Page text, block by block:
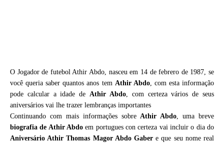
O Jogador de futebol Athir Abdo, nasceu em 14 de febrero de 1987, se
você queria saber quantos anos tem Athir Abdo, com esta informação
pode calcular a idade deAthir Abdo, com certeza vários de seus
aniversários vai lhe trazer lembranças importantes
Continuando com mais informações sobreAthir Abdo, uma breve
biografia de Athir Abdo em portugues con certeza vai incluir o dia do
Aniversário Athir Thomas Magor Abdo Gaber e que seu nome real